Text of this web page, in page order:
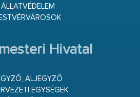
ÁLLATVÉDELEM
Hivatal
ALJEGYZŐ
EGYSÉGEK